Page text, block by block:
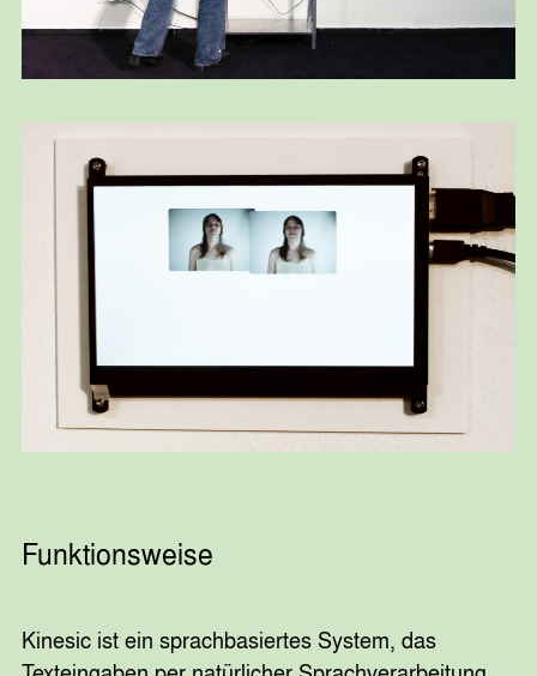
Funktionsweise
Kinesic ist ein sprachbasiertes System, das